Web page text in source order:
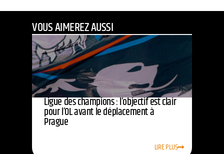
VOUS AIMEREZ AUSSI
Ligue des champions : l’objectif est clair
pour l’OL avant le déplacement à
Prague
LIRE PLUS